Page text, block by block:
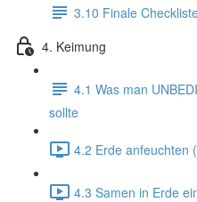
3.10 Finale
4. Keimung
4.1 Was man
sollte
4.2 Erde anfeuchten
4.3 Samen in Erde